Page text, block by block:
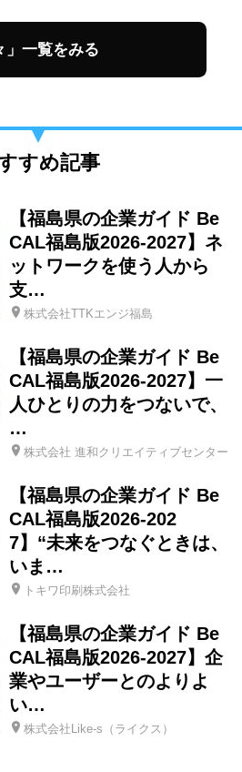
」一覧をみる
すめ記事
【福島県の企業ガイド Be
CAL福島版2026-2027】ネ
ットワークを使う人から
支…
株式会社TTKエンジ福島
【福島県の企業ガイド Be
CAL福島版2026-2027】一
人ひとりの力をつないで、
…
株式会社 進和クリエイティブセンター
【福島県の企業ガイド Be
CAL福島版2026-202
7】“未来をつなぐときは、
いま…
トキワ印刷株式会社
【福島県の企業ガイド Be
CAL福島版2026-2027】企
業やユーザーとのよりよ
い…
株式会社Like-s（ライクス）